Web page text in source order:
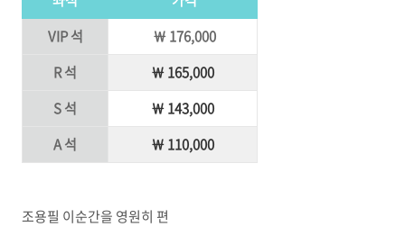
VIP 석
￦ 176,000
R 석
￦ 165,000
S 석
￦ 143,000
A 석
￦ 110,000
조용필 이순간을 영원히 편